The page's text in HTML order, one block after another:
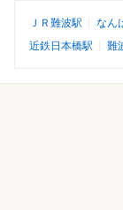
ＪＲ難波駅 なん
近鉄日本橋駅
難